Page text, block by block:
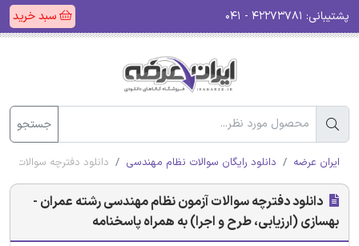
پشتیبانی: سبد خرید
جستجو
ایران عرضه دانلود رایگان سوالات نظام مهندسی دانلود دفترچه سوالات
دانلود دفترچه سوالات آزمون نظام مهندسی رشته عمران -
بهسازی (ارزیابی، طرح و اجرا) به همراه پاسخنامه